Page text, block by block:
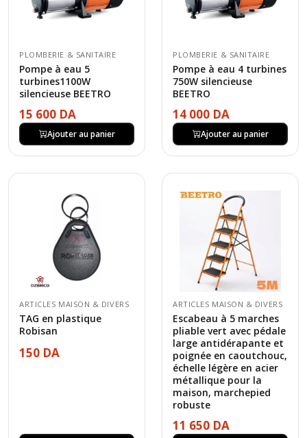
PLOMBERIE & SANITAIRE
Pompe à eau 5
turbines1100W
silencieuse BEETRO
15 600 DA
Ajouter au panier
PLOMBERIE & SANITAIRE
Pompe à eau 4 turbines
750W silencieuse
BEETRO
14 000 DA
Ajouter au panier
ARTICLES MAISON & DIVERS
TAG en plastique
Robisan
150 DA
ARTICLES MAISON & DIVERS
Escabeau à 5 marches
pliable vert avec pédale
large antidérapante et
poignée en caoutchouc,
échelle légère en acier
métallique pour la
maison, marchepied
robuste
11 650 DA